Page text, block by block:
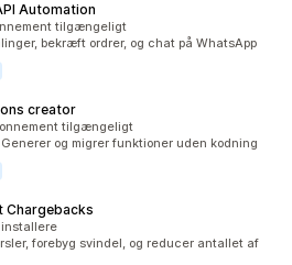
Automation
tilgængeligt
bekræft ordrer, og chat på WhatsApp
creator
tilgængeligt
og migrer funktioner uden kodning
Chargebacks
forebyg svindel, og reducer antallet af